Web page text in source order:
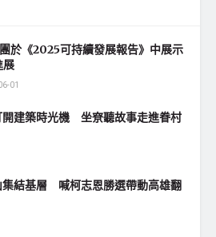
於《2025可持續發展報告》中展示
展
01
開建築時光機 坐尞聽故事走進眷村
集結基層 喊柯志恩勝選帶動高雄翻